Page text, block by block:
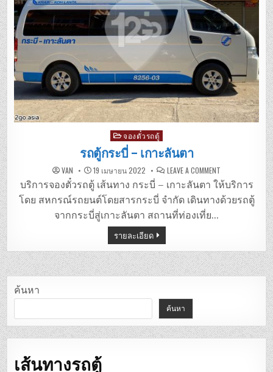
Posted
in
จองตั๋วรถตู้
รถตู้กระบี่ – เกาะลันตา
VAN 19 เมษายน 2022 LEAVE A COMMENT
ตู้
กระบี่
–
เกาะลันตา
บริการจองตั๋วรถตู้ เส้นทาง กระบี่ – เกาะลันตา ให้บริการ
โดย สหกรณ์รถยนต์โดยสารกระบี่ จำกัด เดินทางด้วยรถตู้
จากกระบี่สู่เกาะลันตา สถานที่ท่องเที่ย…
รายละเอียด
ค้นหา
ค้นหา
เส้นทางรถตู้